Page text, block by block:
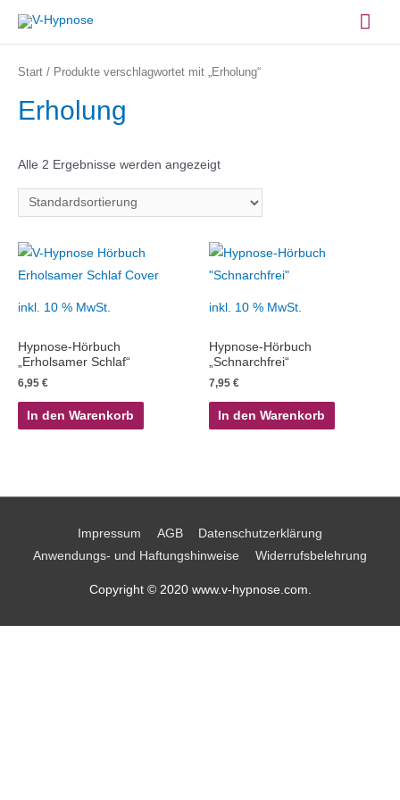
Inhalt
Start / Produkte verschlagwortet mit „Erholung“
Erholung
Alle 2 Ergebnisse werden angezeigt
inkl. 10 % MwSt.
Hypnose-Hörbuch
„Erholsamer Schlaf“
6,95 €
In den Warenkorb
inkl. 10 % MwSt.
Hypnose-Hörbuch
„Schnarchfrei“
7,95 €
In den Warenkorb
Impressum AGB
Datenschutzerklärung
Anwendungs- und Haftungshinweise
Widerrufsbelehrung
Copyright © 2020 www.v-hypnose.com.